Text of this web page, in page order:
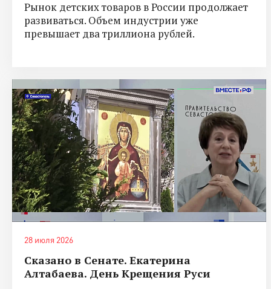
Рынок детских товаров в России продолжает
развиваться. Объем индустрии уже
превышает два триллиона рублей.
28 июля 2026
Сказано в Сенате. Екатерина
Алтабаева. День Крещения Руси